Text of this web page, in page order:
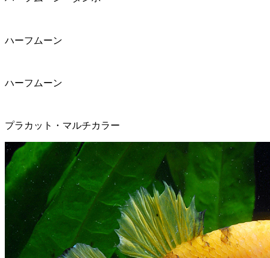
ハーフムーン
ハーフムーン
プラカット・マルチカラー